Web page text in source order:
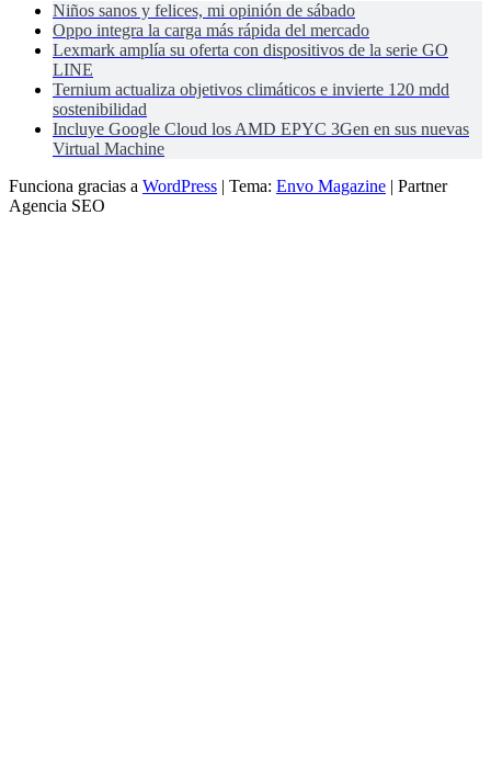
Niños sanos y felices, mi opinión de sábado
Oppo integra la carga más rápida del mercado
Lexmark amplía su oferta con dispositivos de la serie GO
LINE
Ternium actualiza objetivos climáticos e invierte 120 mdd
sostenibilidad
Incluye Google Cloud los AMD EPYC 3Gen en sus nuevas
Virtual Machine
Funciona gracias a WordPress | Tema: Envo Magazine | Partner
Agencia SEO